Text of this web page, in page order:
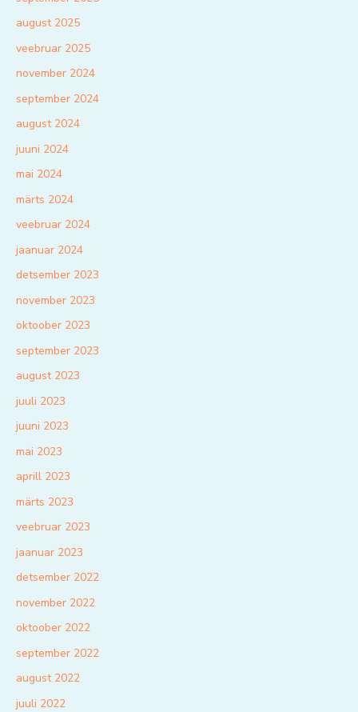
august 2025
veebruar 2025
november 2024
september 2024
august 2024
juuni 2024
mai 2024
märts 2024
veebruar 2024
jaanuar 2024
detsember 2023
november 2023
oktoober 2023
september 2023
august 2023
juuli 2023
juuni 2023
mai 2023
aprill 2023
märts 2023
veebruar 2023
jaanuar 2023
detsember 2022
november 2022
oktoober 2022
september 2022
august 2022
juuli 2022